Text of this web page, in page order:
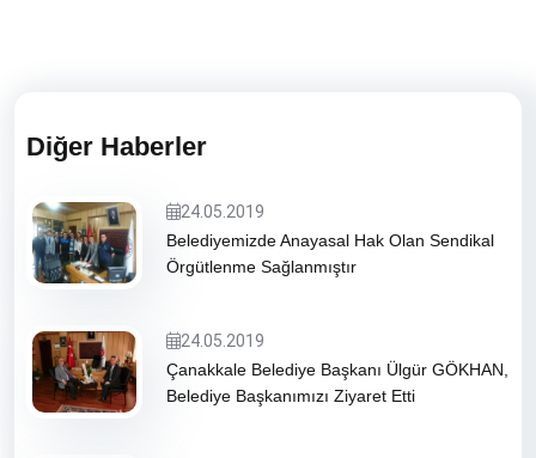
Diğer Haberler
24.05.2019
Belediyemizde Anayasal Hak Olan Sendikal
Örgütlenme Sağlanmıştır
24.05.2019
Çanakkale Belediye Başkanı Ülgür GÖKHAN,
Belediye Başkanımızı Ziyaret Etti